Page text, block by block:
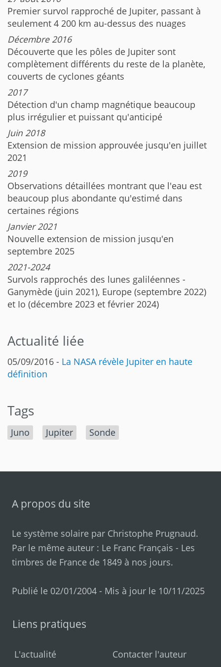
Premier survol rapproché de Jupiter, passant à
seulement 4 200 km au-dessus des nuages
Décembre 2016
Découverte que les pôles de Jupiter sont
complètement différents du reste de la planète,
couverts de cyclones géants
2017
Détection d'un champ magnétique beaucoup
plus irrégulier et puissant qu'anticipé
Juin 2018
Extension de mission approuvée jusqu'en juillet
2021
2019
Observations détaillées montrant que l'eau est
beaucoup plus abondante qu'estimé dans
certaines régions
Janvier 2021
Nouvelle extension de mission jusqu'en
septembre 2025
2021-2024
Survols rapprochés des lunes galiléennes -
Ganymède (juin 2021), Europe (septembre 2022)
et Io (décembre 2023 et février 2024)
Actualité liée
05/09/2016 - La NASA révèle Jupiter en haute
définition
Tags
Juno Jupiter Sonde
A propos du site
Le système solaire par Christophe Prugnaud.
Par le même auteur : Le Franc Français - Les
timbres de France de 1849 à nos jours.
Publié le 02/01/2004 - Mis à jour le 10/11/2025
Liens pratiques
L'actualité
Contacter l'auteur